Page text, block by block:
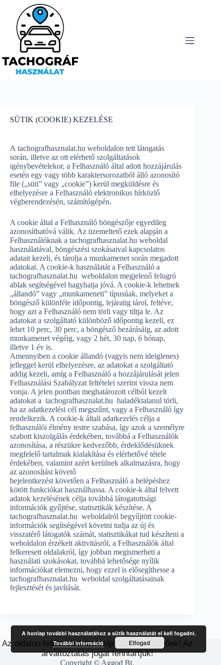
content
SÜTIK (COOKIE) KEZELÉSE
A tachografhasznalat.hu weboldalon tett látogatás
során, illetve az ott elérhető szolgáltatások
igénybevételekor, a Felhasználó által adott hozzájárulás
esetén egy vagy több karaktersorozatból álló azonosító
file („süti” vagy „cookie”) kerül megküldésre és
elhelyezésre a Felhasználó elektronikus hírközlő
végberendezésén, számítógépén.
A cookie által a Felhasználó böngészője egyedileg
azonosíthatóvá válik. Az üzemeltető ezek alapján a
Felhasználóknak a tachografhasznalat.hu weboldal
használatával, böngészési szokásaival kapcsolatos
adatait kezeli, és tárolja a munkamenet során megadott
adatokat. A cookie-k használatát a Felhasználó a
tachografhasznalat.hu weboldalon megjelenő felugró
ablak segítségével hagyhatja jóvá. A cookie-k lehetnek
„állandó” vagy „munkameneti” típusúak, melyeket a
böngésző különféle időpontig, lejáratig tárol, feltéve,
hogy azt a Felhasználó nem törli vagy tiltja le. Az
adatokat a szolgáltató különböző időpontig kezeli, ez
lehet 10 perc, 30 perc, a böngésző bezárásáig, az adott
munkamenet végéig, vagy 2 hét, 30 nap, 6 hónap,
illetve 1 év is.
Amennyiben a cookie állandó (vagyis nem ideiglenes)
jelleggel kerül elhelyezésre, az adatokat a szolgáltató
addig kezeli, amíg a Felhasználó a hozzájárulását jelen
Felhasználási Szabályzat feltételei szerint vissza nem
vonja. A jelen pontban meghatározott célból kezelt
adatokat a tachografhasznalat.hu haladéktalanul törli,
ha az adatkezelési cél megszűnt, vagy a Felhasználó így
rendelkezik. A cookie-k általi adatkezelés célja a
felhasználói élmény testre szabása, így azok a személyre
szabott kiszolgálás érdekében, továbbá a Felhasználók
azonosítása, a részükre kedvezőbb, érdeklődésüknek
megfelelő tartalmak kialakítása és elérhetővé tétele
érdekében, valamint azért kerülnek alkalmazásra, hogy
az azonosítást követő
bejelentkezést követően a Felhasználó a belépéshez
kötött funkciókat használhassa. A cookie-k által felvett
adatok kezelésének célja továbbá látogatottsági
információk gyűjtése, statisztikák készítése. A
tachografhasznalat.hu weboldalról begyűjtött cookie-
információk segítségével követni tudja az új és
visszatérő látogatók számát, statisztikákat tud készíteni a
weboldalon érzékelt aktivitásról, a Felhasználók által
felkeresett oldalakról, így jobban megismerheti a
használati szokásokat, továbbá lehetősége nyílik
információkat elemezni, hogy ezzel is elősegíthesse a
tachografhasznalat.hu weboldal szolgáltatásainak
fejlesztését és javítását.
Az oldalon feltüntetett árak tájékoztató jellegűek! Az
árváltoztatás jogát fenntartjuk!
Copyright © Aggod Bt.
A honlap további használatához a sütik használatát el kell fogadni.
További információ
Elfogad